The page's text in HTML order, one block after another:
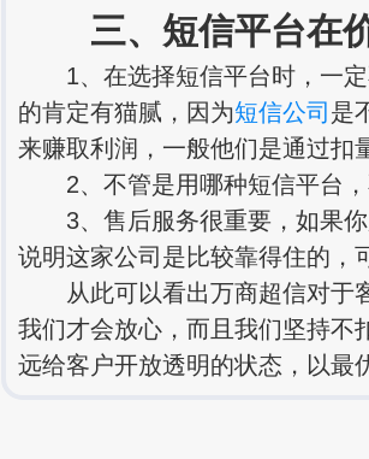
三、短信平台在价
1、在选择短信平台时，一定
的肯定有猫腻，因为短信公司 是
来赚取利润，一般他们是通过扣
2、不管是用哪种短信平台，
3、售后服务很重要，如果你
说明这家公司是比较靠得住的，
从此可以看出万商超信对于
我们才会放心，而且我们坚持不
远给客户开放透明的状态，以最